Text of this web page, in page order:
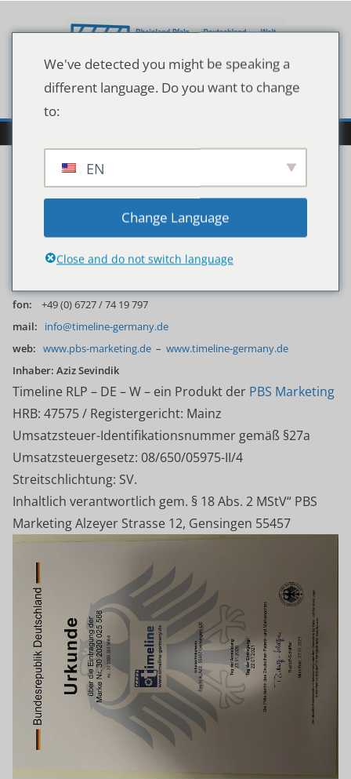
Inhalt
Impressum
PBS Marketing
Alzeyer-Straße 12
fon:
+49 (0) 6727 / 74 19 797
mail:
info@timeline-germany.de
web: www.pbs-marketing.de – www.timeline-germany.de
Inhaber: Aziz Sevindik
Timeline RLP – DE – W – ein Produkt der PBS Marketing
HRB: 47575 / Registergericht: Mainz
Umsatzsteuer-Identifikationsnummer gemäß §27a
Umsatzsteuergesetz: 08/650/05975-II/4
Streitschlichtung: SV.
Inhaltlich verantwortlich gem. § 18 Abs. 2 MStV“ PBS
Marketing Alzeyer Strasse 12, Gensingen 55457
We've detected you might be speaking a
different language. Do you want to change
to:
EN
Change Language
Close and do not switch language